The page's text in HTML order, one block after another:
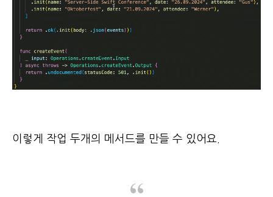
이렇게 작업 두개의 메서드를 만들 수 있어요.